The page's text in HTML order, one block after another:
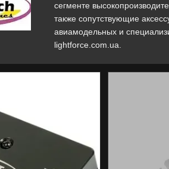
сегменте
также сопутствующие
авиамодельных и
lightforce.com.ua.